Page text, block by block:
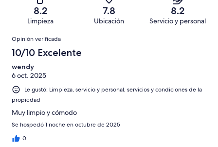
opiniones
opiniones
de
1007
opiniones
Basada
de
opiniones
Terrible.
Basada
75
de
1007
opiniones
8.2
Limpieza
7.8
Ubicación
8.2
Servicio y personal
Opiniones
Opinión verificada
10/10 Excelente
wendy
6 oct. 2025
Le gustó: Limpieza, servicio y personal, servicios y condiciones de la
propiedad
Muy limpio y cómodo
Se hospedó 1 noche en octubre de 2025
0